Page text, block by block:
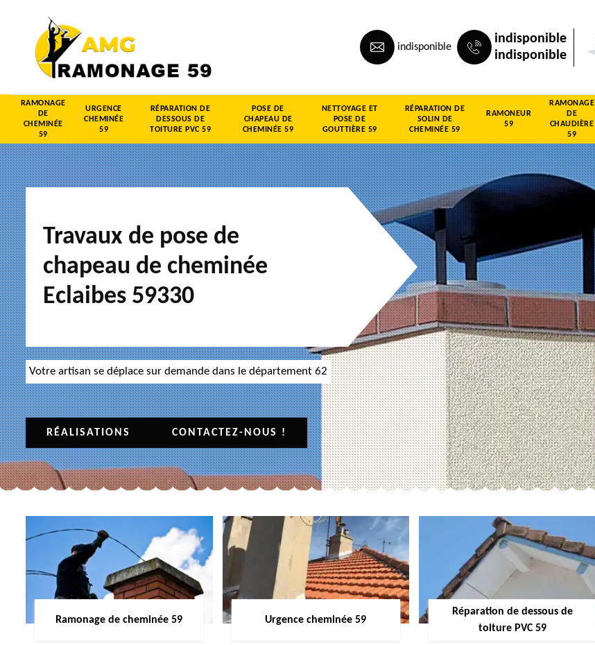
indisponible
indisponible
indisponible
RAMONAGE
DE
CHEMINÉE
59
URGENCE
CHEMINÉE
59
RÉPARATION DE
DESSOUS DE
TOITURE PVC 59
POSE DE
CHAPEAU DE
CHEMINÉE 59
NETTOYAGE ET
POSE DE
GOUTTIÈRE 59
RÉPARATION DE
SOLIN DE
CHEMINÉE 59
RAMONEUR
59
RAMONAGE
DE
CHAUDIÈRE
59
Travaux de pose de
chapeau de cheminée
Eclaibes 59330
Votre artisan se déplace sur demande dans le département 62
RÉALISATIONS CONTACTEZ-NOUS !
Ramonage de cheminée 59 Urgence cheminée 59
Réparation de dessous de
toiture PVC 59